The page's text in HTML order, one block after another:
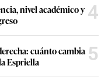
nivel académico y 4
cuánto cambia
Espriella
5